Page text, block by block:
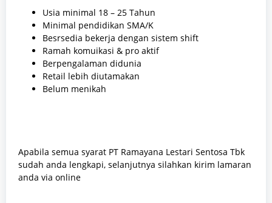
Usia minimal 18 – 25 Tahun
Minimal pendidikan SMA/K
Besrsedia bekerja dengan sistem shift
Ramah komuikasi & pro aktif
Berpengalaman didunia
Retail lebih diutamakan
Belum menikah
Apabila semua syarat PT Ramayana Lestari Sentosa Tbk
sudah anda lengkapi, selanjutnya silahkan kirim lamaran
anda via online